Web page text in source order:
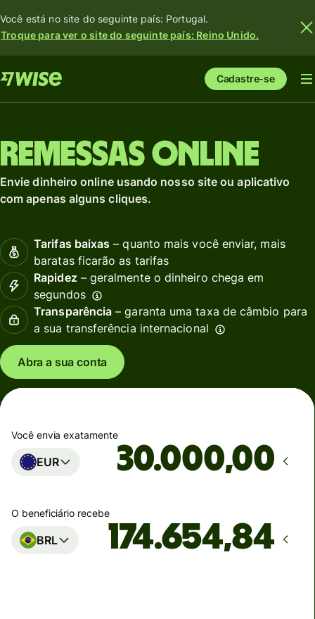
Você está no site do seguinte país: Portugal.
Troque para ver o site do seguinte país: Reino Unido.
Cadastre-se
Remessas online
Envie dinheiro online usando nosso site ou aplicativo
com apenas alguns cliques.
Tarifas baixas – quanto mais você enviar, mais
baratas ficarão as tarifas
Rapidez– geralmente o dinheiro chega em
segundos
Transparência – garanta uma taxa de câmbio para
a sua transferência internacional
Abra a sua conta
Você envia exatamente
EUR ,00
O beneficiário recebe
BRL